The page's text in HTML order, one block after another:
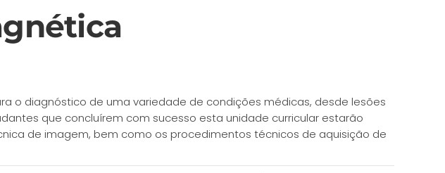
o diagnóstico de uma variedade de condições médicas, desde lesões
que concluírem com sucesso esta unidade curricular estarão
de imagem, bem como os procedimentos técnicos de aquisição de